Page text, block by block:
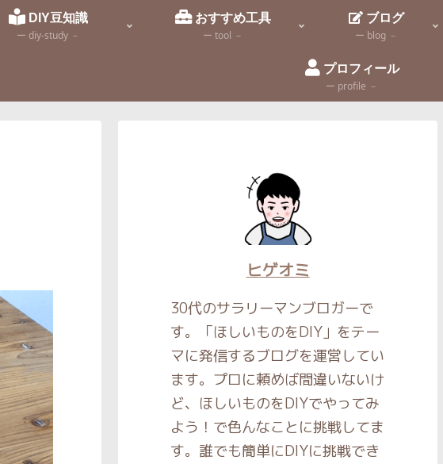
DIY豆知識
ー diy-study －
おすすめ工具
ー tool －
ブログ
ー blog －
プロフィール
ー profile －
ヒゲオミ
30代のサラリーマンブロガーで
す。「ほしいものをDIY」をテー
マに発信するブログを運営してい
ます。プロに頼めば間違いないけ
ど、ほしいものをDIYでやってみ
よう！で色んなことに挑戦してま
す。誰でも簡単にDIYに挑戦でき